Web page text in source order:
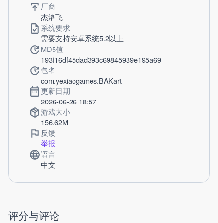
厂商
杰洛飞
系统要求
需要支持安卓系统5.2以上
MD5值
193f16df45dad393c69845939e195a69
包名
com.yexiaogames.BAKart
更新日期
2026-06-26 18:57
游戏大小
156.62M
反馈
举报
语言
中文
评分与评论